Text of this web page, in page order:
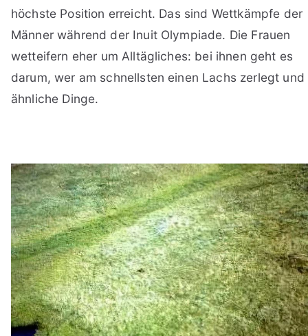
höchste Position erreicht. Das sind Wettkämpfe der
Männer während der Inuit Olympiade. Die Frauen
wetteifern eher um Alltägliches: bei ihnen geht es
darum, wer am schnellsten einen Lachs zerlegt und
ähnliche Dinge.